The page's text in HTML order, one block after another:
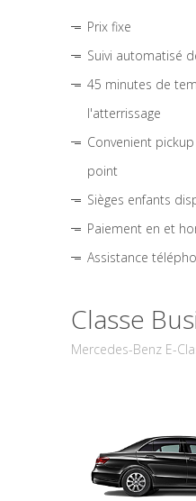
Prix fixe
Suivi automatisé
45 minutes de
l'atterrissage
Convenient
point
Sièges enfants
Paiement en et
Assistance
Classe
Mercedes-Benz E-